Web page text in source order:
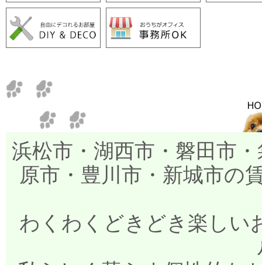
浜松市・湖西市・磐田市
原市・豊川市・新城市の
わくわくどきどき楽し